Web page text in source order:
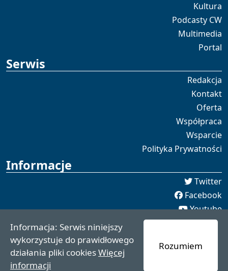
Kultura
Podcasty CW
Multimedia
Portal
Serwis
Redakcja
Kontakt
Oferta
Współpraca
Wsparcie
Polityka Prywatności
Informacje
Twitter
Facebook
Youtube
Spotify
redakcja [[]] czaswschodni.pl
czaswschodni.pl 2021 - 2025
Informacja: Serwis niniejszy
wykorzystuje do prawidłowego
działania pliki cookiesWięcej
informacji
Rozumiem